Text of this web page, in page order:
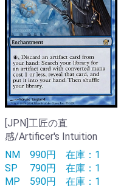
[JPN]工匠の直
感/Artificer's Intuition
NM 990円 在庫：1
SP
790円 在庫：1
MP 590円 在庫：1